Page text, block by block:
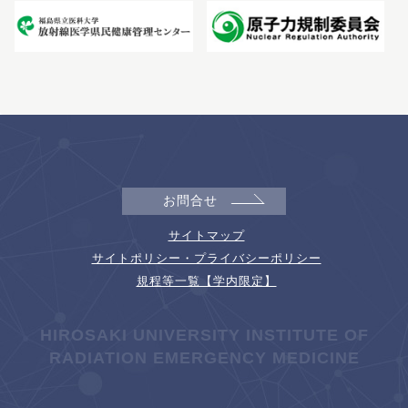
お問合せ
サイトマップ
サイトポリシー・プライバシーポリシー
規程等一覧【学内限定】
HIROSAKI UNIVERSITY INSTITUTE OF
RADIATION EMERGENCY MEDICINE